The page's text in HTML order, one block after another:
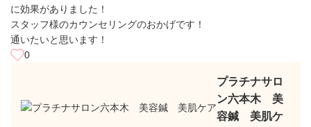
に効果がありました！
スタッフ様のカウンセリングのおかげです！
通いたいと思います！
0
プラチナサロ
ン六本木 美
容鍼 美肌ケ